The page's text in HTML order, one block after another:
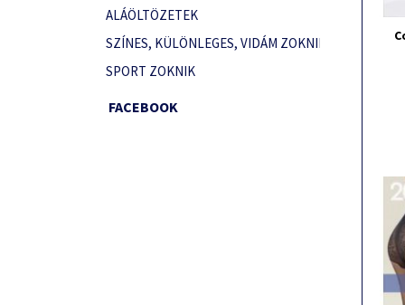
ALÁÖLTÖZETEK
SZÍNES, KÜLÖNLEGES, VIDÁM ZOKNIK
SPORT ZOKNIK
FACEBOOK